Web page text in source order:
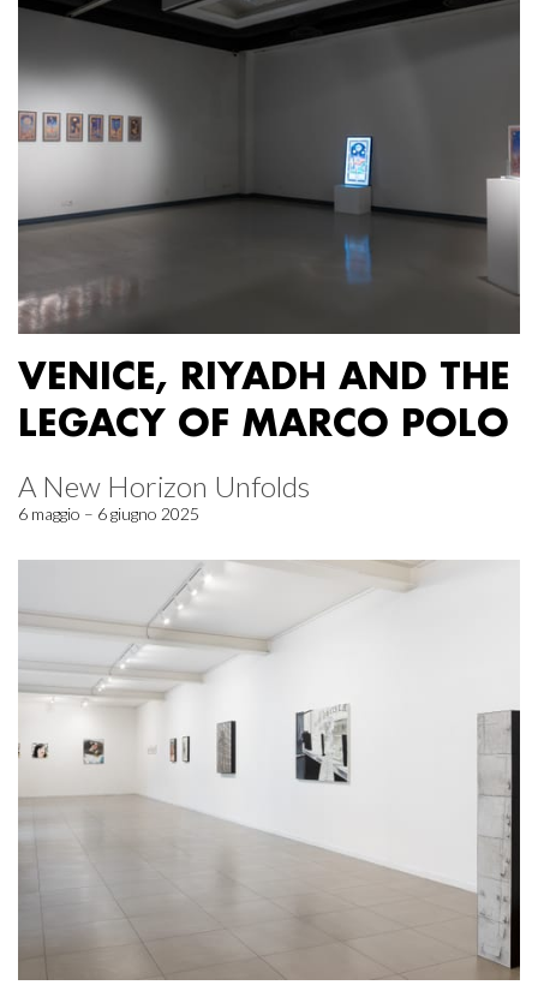
VENICE, RIYADH AND THE
LEGACY OF MARCO POLO
A New Horizon Unfolds
6 maggio – 6 giugno 2025